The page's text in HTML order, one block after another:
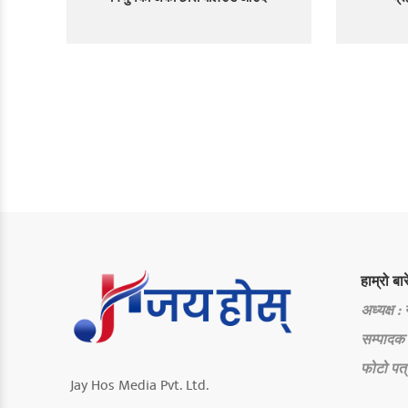
Jay Hos Media Pvt. Ltd.
हाम्रो
अध्यक्ष
सम्पादक
फोटो